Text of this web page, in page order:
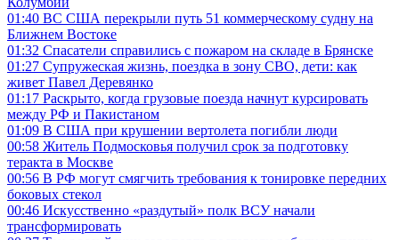
01:40 ВС США перекрыли путь 51 коммерческому судну на
Ближнем Востоке
01:32 Спасатели справились с пожаром на складе в Брянске
01:27 Супружеская жизнь, поездка в зону СВО, дети: как
живет Павел Деревянко
01:17 Раскрыто, когда грузовые поезда начнут курсировать
между РФ и Пакистаном
01:09 В США при крушении вертолета погибли люди
00:58 Житель Подмосковья получил срок за подготовку
теракта в Москве
00:56 В РФ могут смягчить требования к тонировке передних
боковых стекол
00:46 Искусственно «раздутый» полк ВСУ начали
трансформировать